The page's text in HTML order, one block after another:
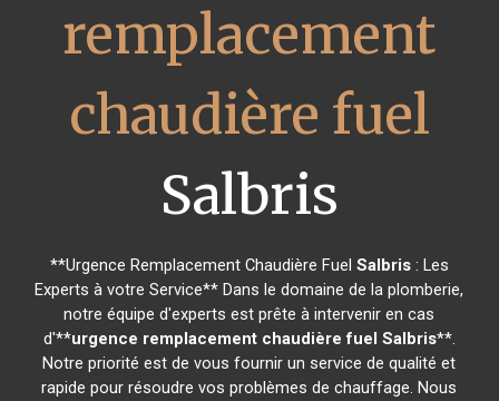
remplacement
chaudière fuel
Salbris
**Urgence Remplacement Chaudière Fuel Salbris: Les
Experts à votre Service** Dans le domaine de la plomberie,
notre équipe d'experts est prête à intervenir en cas
d'**urgence remplacement chaudière fuel Salbris**.
Notre priorité est de vous fournir un service de qualité et
rapide pour résoudre vos problèmes de chauffage. Nous